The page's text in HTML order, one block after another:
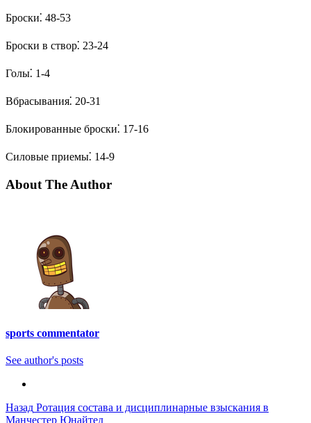
Броски⁚ 48-53
Броски в створ⁚ 23-24
Голы⁚ 1-4
Вбрасывания⁚ 20-31
Блокированные броски⁚ 17-16
Силовые приемы⁚ 14-9
About The Author
sports commentator
See author's posts
Post
Назад Ротация состава и дисциплинарные взыскания в
Манчестер Юнайтед